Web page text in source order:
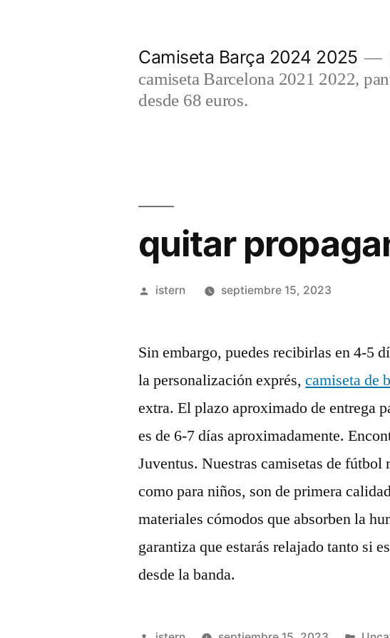
Camiseta Barça 2024 2025
camiseta Barcelona 2021 2022,
desde 68 euros.
quitar
Publicado
istern septiembre 15, 2023
Sin embargo, puedes recibirlas en 4-5
la personalización exprés,camiseta de
extra. El plazo aproximado de entrega
es de 6-7 días aproximadamente.
Juventus. Nuestras camisetas de fútbol
como para niños, son de primera
materiales cómodos que absorben la
garantiza que estarás relajado tanto si
desde la banda.